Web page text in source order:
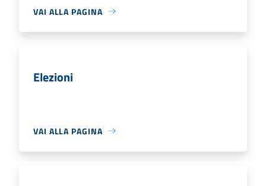
VAI ALLA PAGINA
Elezioni
VAI ALLA PAGINA